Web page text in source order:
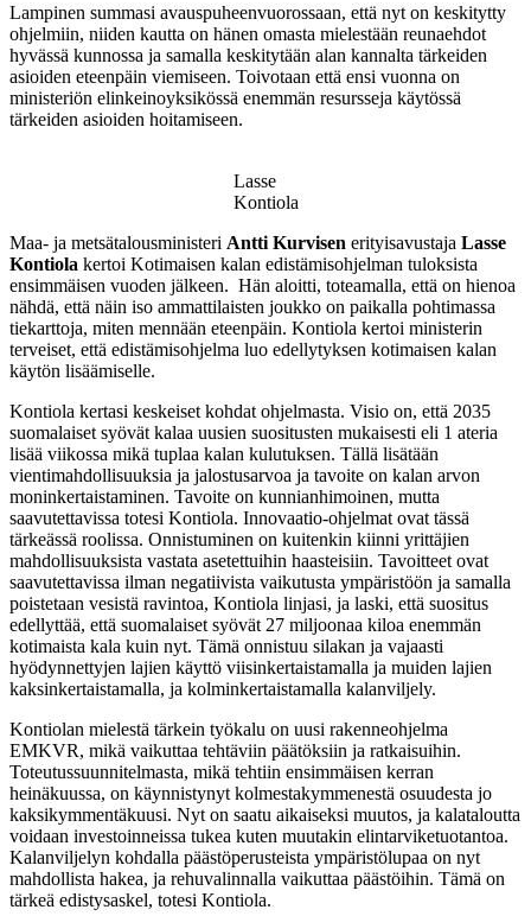
Lampinen summasi avauspuheenvuorossaan, että nyt on keskitytty
ohjelmiin, niiden kautta on hänen omasta mielestään reunaehdot
hyvässä kunnossa ja samalla keskitytään alan kannalta tärkeiden
asioiden eteenpäin viemiseen. Toivotaan että ensi vuonna on
ministeriön elinkeinoyksikössä enemmän resursseja käytössä
tärkeiden asioiden hoitamiseen.
Lasse
Kontiola
Maa- ja metsätalousministeri Antti Kurvisen erityisavustaja Lasse
Kontiola kertoi Kotimaisen kalan edistämisohjelman tuloksista
ensimmäisen vuoden jälkeen. Hän aloitti, toteamalla, että on hienoa
nähdä, että näin iso ammattilaisten joukko on paikalla pohtimassa
tiekarttoja, miten mennään eteenpäin. Kontiola kertoi ministerin
terveiset, että edistämisohjelma luo edellytyksen kotimaisen kalan
käytön lisäämiselle.
Kontiola kertasi keskeiset kohdat ohjelmasta. Visio on, että 2035
suomalaiset syövät kalaa uusien suositusten mukaisesti eli 1 ateria
lisää viikossa mikä tuplaa kalan kulutuksen. Tällä lisätään
vientimahdollisuuksia ja jalostusarvoa ja tavoite on kalan arvon
moninkertaistaminen. Tavoite on kunnianhimoinen, mutta
saavutettavissa totesi Kontiola. Innovaatio-ohjelmat ovat tässä
tärkeässä roolissa. Onnistuminen on kuitenkin kiinni yrittäjien
mahdollisuuksista vastata asetettuihin haasteisiin. Tavoitteet ovat
saavutettavissa ilman negatiivista vaikutusta ympäristöön ja samalla
poistetaan vesistä ravintoa, Kontiola linjasi, ja laski, että suositus
edellyttää, että suomalaiset syövät 27 miljoonaa kiloa enemmän
kotimaista kala kuin nyt. Tämä onnistuu silakan ja vajaasti
hyödynnettyjen lajien käyttö viisinkertaistamalla ja muiden lajien
kaksinkertaistamalla, ja kolminkertaistamalla kalanviljely.
Kontiolan mielestä tärkein työkalu on uusi rakenneohjelma
EMKVR, mikä vaikuttaa tehtäviin päätöksiin ja ratkaisuihin.
Toteutussuunnitelmasta, mikä tehtiin ensimmäisen kerran
heinäkuussa, on käynnistynyt kolmestakymmenestä osuudesta jo
kaksikymmentäkuusi. Nyt on saatu aikaiseksi muutos, ja kalataloutta
voidaan investoinneissa tukea kuten muutakin elintarviketuotantoa.
Kalanviljelyn kohdalla päästöperusteista ympäristölupaa on nyt
mahdollista hakea, ja rehuvalinnalla vaikuttaa päästöihin. Tämä on
tärkeä edistysaskel, totesi Kontiola.